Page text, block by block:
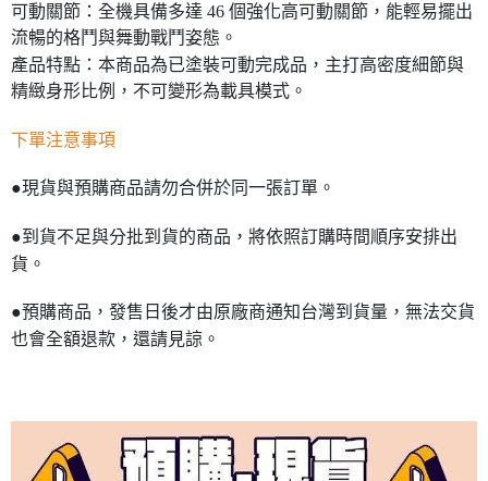
可動關節：全機具備多達 46 個強化高可動關節，能輕易擺出
流暢的格鬥與舞動戰鬥姿態。
產品特點：本商品為已塗裝可動完成品，主打高密度細節與
精緻身形比例，不可變形為載具模式。
下單注意事項
●現貨與預購商品請勿合併於同一張訂單。
●到貨不足與分批到貨的商品，將依照訂購時間順序安排出
貨。
●預購商品，發售日後才由原廠商通知台灣到貨量，無法交貨
也會全額退款，還請見諒。